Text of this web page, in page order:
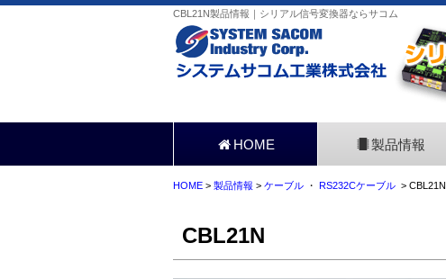
CBL21N製品情報｜シリアル信号変換器ならサコム
HOME 製品情報
HOME > 製品情報 > ケーブル ・ RS232Cケーブル > CBL21N
CBL21N